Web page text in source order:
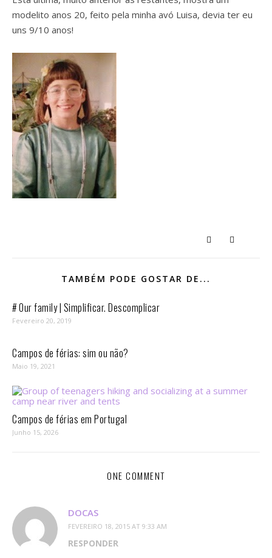
modelito anos 20, feito pela minha avó Luisa, devia ter eu
uns 9/10 anos!
TAMBÉM PODE GOSTAR DE...
# Our family | Simplificar. Descomplicar
Fevereiro 20, 2019
Campos de férias: sim ou não?
Maio 19, 2021
Campos de férias em Portugal
Junho 15, 2026
ONE COMMENT
DOCAS
FEVEREIRO 18, 2015 AT 9:33 AM
RESPONDER